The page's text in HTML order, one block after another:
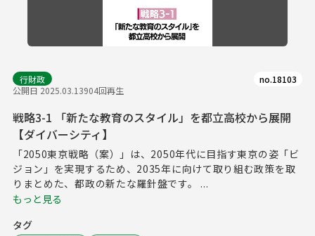
行財政
公開日 2025.03.13904回再生
no.18103
戦略3-1 「新たな教育のスタイル」を都立高校から展開
【ダイバーシティ】
「2050東京戦略（案）」は、2050年代に目指す東京の姿「ビ
ジョン」を実現するため、2035年に向けて取り組む政策を取
りまとめた、都政の新たな羅針盤です。 ...
もっと見る
タグ